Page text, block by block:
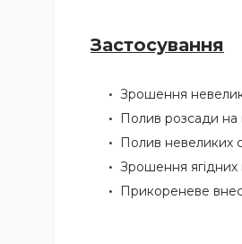
Застосування
Зрошення
Полив розсади на
Полив невеликих
Зрошення ягідних
Прикореневе